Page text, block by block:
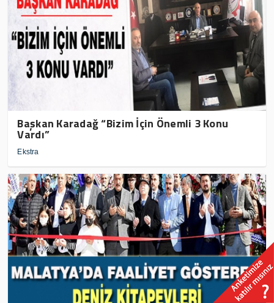
Başkan Karadağ “Bizim İçin Önemli 3 Konu
Vardı”
Ekstra